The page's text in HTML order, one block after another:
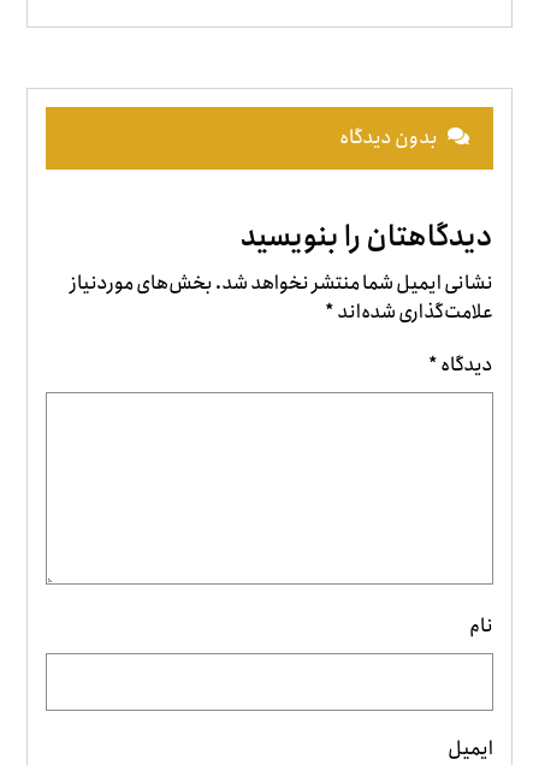
بدون دیدگاه
دیدگاهتان را بنویسید
نشانی ایمیل شما منتشر نخواهد شد.بخش‌های موردنیاز
علامت‌گذاری شده‌اند*
دیدگاه*
نام
ایمیل